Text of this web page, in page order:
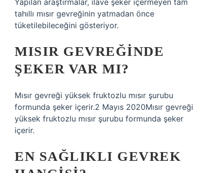
Yapılan araştırmalar, ilave şeker içermeyen tam
tahıllı mısır gevreğinin yatmadan önce
tüketilebileceğini gösteriyor.
MISIR GEVREĞINDE
ŞEKER VAR MI?
Mısır gevreği yüksek fruktozlu mısır şurubu
formunda şeker içerir.2 Mayıs 2020Mısır gevreği
yüksek fruktozlu mısır şurubu formunda şeker
içerir.
EN SAĞLIKLI GEVREK